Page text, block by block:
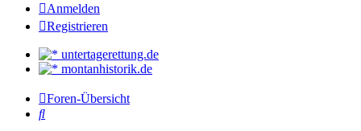
Anmelden
Registrieren
untertagerettung.de
montanhistorik.de
Foren-Übersicht
Suche